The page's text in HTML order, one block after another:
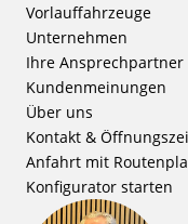
Vorlauffahrzeuge
Unternehmen
Ihre Ansprechpartner
Kundenmeinungen
Über uns
Kontakt &
Anfahrt mit
Konfigurator starten